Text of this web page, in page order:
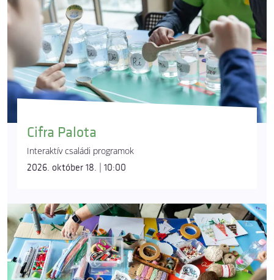
Cifra Palota
Interaktív családi programok
2026. október 18. | 10:00